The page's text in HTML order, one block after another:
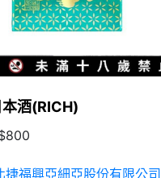
酒(RICH)
捷福興亞細亞股份有限公司